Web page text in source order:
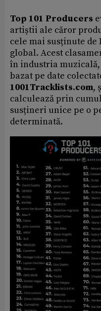
Top 101 Producers
artiștii ale căror
cele mai susținute de
global. Acest
în industria
bazat pe date
1001Tracklists.com,
calculează prin
susțineri unice pe o
determinată.